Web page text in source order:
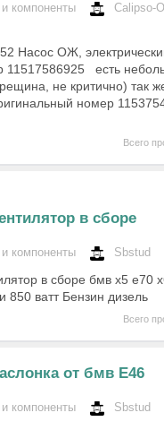
компоненты
Calipso-
Насос ОЖ,
11517586925 есть
не критично) так
номер
Всего
в сборе
компоненты Sbstud
в сборе бмв х5 е70
850 ватт Бензин дизель
Всего
от бмв Е46
компоненты Sbstud